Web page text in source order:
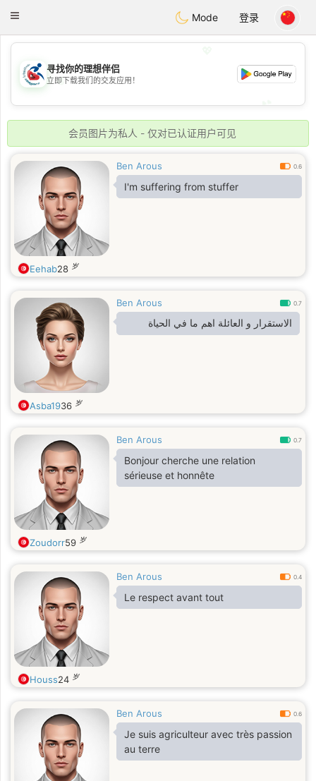
Handi Space
Toggle
Mode 登录
💖
💕
寻找你的理想伴侣
立即下载我们的交友应用！
会员图片为私人 - 仅对已认证用户可见
Ben Arous 0.6
I'm suffering from stuffer
Eehab28 岁
Ben Arous 0.7
الاستقرار و العائلة اهم ما في الحياة
Asba1936 岁
Ben Arous 0.7
Bonjour cherche une relation
sérieuse et honnête
Zoudorr59 岁
Ben Arous 0.4
Le respect avant tout
Houss24 岁
Ben Arous 0.6
Je suis agriculteur avec très passion
au terre